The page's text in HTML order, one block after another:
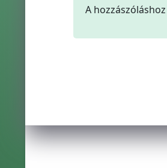
A hozzászóláshoz